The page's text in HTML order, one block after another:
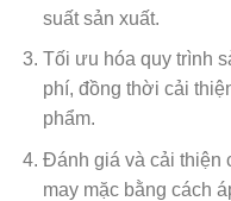
suất sản xuất.
Tối ưu hóa quy trình
phí, đồng thời cải
phẩm.
Đánh giá và cải thiện
may mặc bằng cách